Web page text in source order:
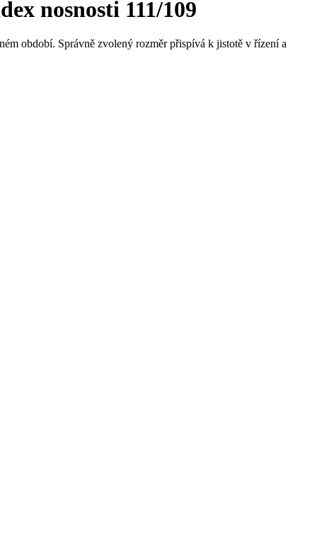
nosnosti 111/109
období. Správně zvolený rozměr přispívá k jistotě v řízení a